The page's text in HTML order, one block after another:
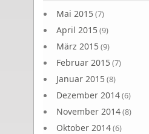
Mai 2015(7)
April 2015(9)
März 2015(9)
Februar 2015(7)
Januar 2015(8)
Dezember 2014(6)
November 2014(8)
Oktober 2014(6)